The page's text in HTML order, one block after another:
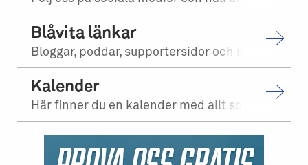
Blåvita länkar
Kalender